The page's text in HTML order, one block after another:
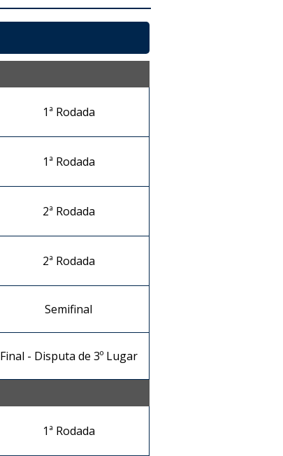
1ª Rodada
1ª Rodada
2ª Rodada
2ª Rodada
Semifinal
Final - Disputa de 3º Lugar
1ª Rodada